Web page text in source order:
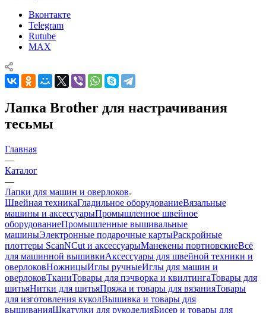
Вконтакте
Telegram
Rutube
MAX
Лапка Brother для настрачивания
тесьмы
Главная
—
Каталог
—
Лапки для машин и оверлоков
Швейная техникаГладильное оборудованиеВязальные
машины и аксессуарыПромышленное швейное
оборудованиеПромышленные вышивальные
машиныЭлектронные подарочные картыРаскройные
плоттеры ScanNCut и аксессуарыМанекены портновскиеВсё
для машинной вышивкиАксессуары для швейной техники и
оверлоковНожницыИглы ручныеИглы для машин и
оверлоковТканиТовары для пэчворка и квилтингаТовары для
шитьяНитки для шитьяПряжа и товары для вязанияТовары
для изготовления куколВышивка и товары для
вышиванияШкатулки для рукоделияБисер и товары для